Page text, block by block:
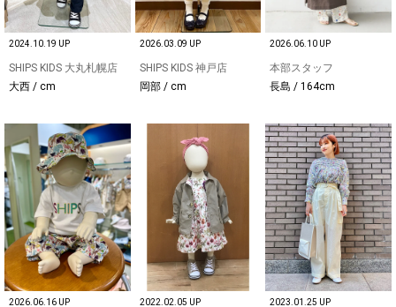
2024.10.19 UP
SHIPS KIDS 大丸札幌店
大西 / cm
2026.03.09 UP
SHIPS KIDS 神戸店
岡部 / cm
2026.06.10 UP
本部スタッフ
長島 / 164cm
2026.06.16 UP 2022.02.05 UP 2023.01.25 UP